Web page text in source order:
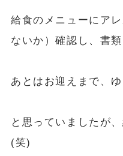
給食のメニューにア
ないか）確認し、書
あとはお迎えまで、
と思っていましたが
(笑)